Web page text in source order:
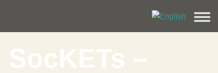
SocKETs –